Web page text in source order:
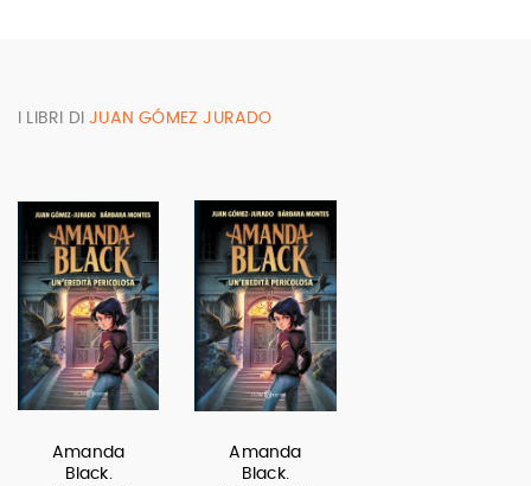
I LIBRI DIJUAN GÓMEZ JURADO
Amanda
Black.
Amanda
Black.